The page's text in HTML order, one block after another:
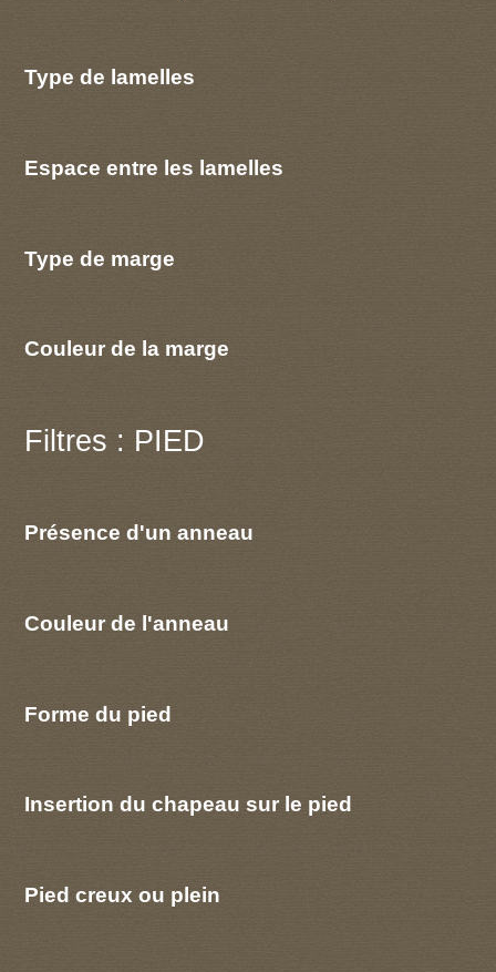
Type de lamelles
Espace entre les lamelles
Type de marge
Couleur de la marge
Filtres : PIED
Présence d'un anneau
Couleur de l'anneau
Forme du pied
Insertion du chapeau sur le pied
Pied creux ou plein